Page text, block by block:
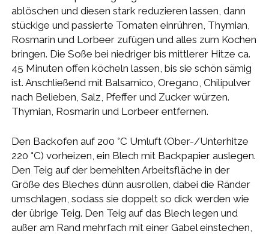
ablöschen und diesen stark reduzieren lassen, dann
stückige und passierte Tomaten einrühren, Thymian,
Rosmarin und Lorbeer zufügen und alles zum Kochen
bringen. Die Soße bei niedriger bis mittlerer Hitze ca.
45 Minuten offen köcheln lassen, bis sie schön sämig
ist. Anschließend mit Balsamico, Oregano, Chilipulver
nach Belieben, Salz, Pfeffer und Zucker würzen.
Thymian, Rosmarin und Lorbeer entfernen.
Den Backofen auf 200 °C Umluft (Ober-/Unterhitze
220 °C) vorheizen, ein Blech mit Backpapier auslegen.
Den Teig auf der bemehlten Arbeitsfläche in der
Größe des Bleches dünn ausrollen, dabei die Ränder
umschlagen, sodass sie doppelt so dick werden wie
der übrige Teig. Den Teig auf das Blech legen und
außer am Rand mehrfach mit einer Gabel einstechen,